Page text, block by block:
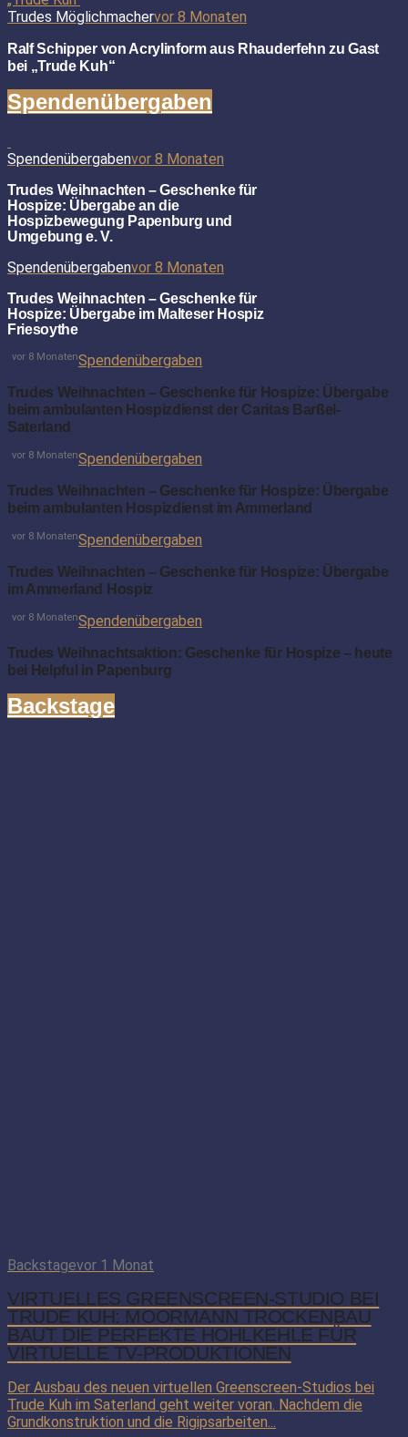
Trudes Möglichmachervor 8 Monaten
Ralf Schipper von Acrylinform aus Rhauderfehn zu Gast
bei „Trude Kuh“
Spendenübergaben
Spendenübergabenvor 8 Monaten
Trudes Weihnachten – Geschenke für
Hospize: Übergabe an die
Hospizbewegung Papenburg und
Umgebung e. V.
Spendenübergabenvor 8 Monaten
Trudes Weihnachten – Geschenke für
Hospize: Übergabe im Malteser Hospiz
Friesoythe
Spendenübergaben
vor 8 Monaten
Trudes Weihnachten – Geschenke für Hospize: Übergabe
beim ambulanten Hospizdienst der Caritas Barßel-
Saterland
Spendenübergaben
vor 8 Monaten
Trudes Weihnachten – Geschenke für Hospize: Übergabe
beim ambulanten Hospizdienst im Ammerland
Spendenübergaben
vor 8 Monaten
Trudes Weihnachten – Geschenke für Hospize: Übergabe
im Ammerland Hospiz
Spendenübergaben
vor 8 Monaten
Trudes Weihnachtsaktion: Geschenke für Hospize – heute
bei Helpful in Papenburg
Backstage
Backstagevor 1 Monat
VIRTUELLES GREENSCREEN-STUDIO BEI
TRUDE KUH: MOORMANN TROCKENBAU
BAUT DIE PERFEKTE HOHLKEHLE FÜR
VIRTUELLE TV-PRODUKTIONEN
Der Ausbau des neuen virtuellen Greenscreen-Studios bei
Trude Kuh im Saterland geht weiter voran. Nachdem die
Grundkonstruktion und die Rigipsarbeiten...